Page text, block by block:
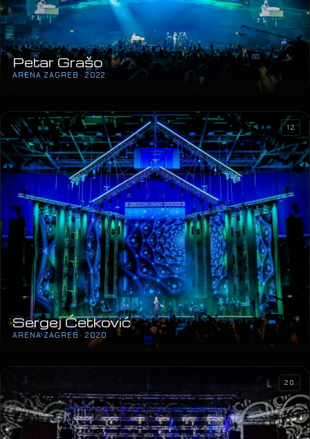
Petar Grašo
ARENA ZAGREB · 2022
Sergej Ćetković
ARENA ZAGREB · 2020
12
20